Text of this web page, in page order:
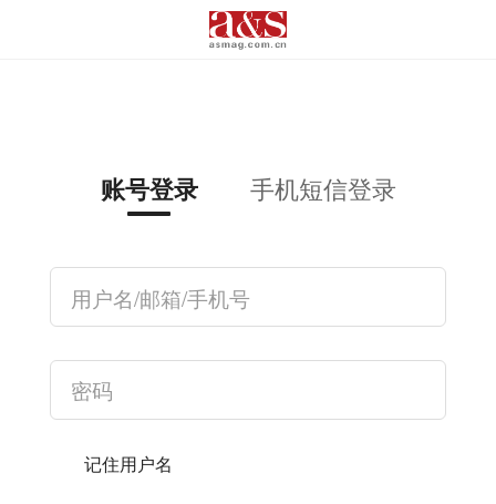
账号登录 手机短信登录
记住用户名